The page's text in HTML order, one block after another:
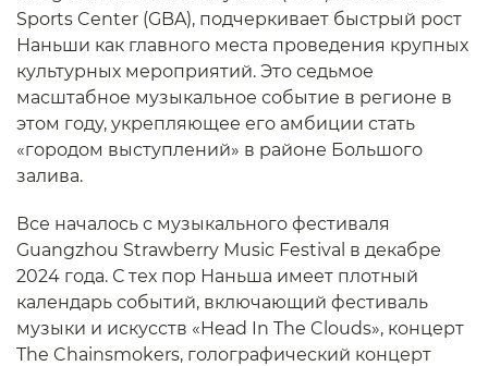
Sports Center (GBA), подчеркивает быстрый рост
Наньши как главного места проведения крупных
культурных мероприятий. Это седьмое
масштабное музыкальное событие в регионе в
этом году, укрепляющее его амбиции стать
«городом выступлений» в районе Большого
залива.
Все началось с музыкального фестиваля
Guangzhou Strawberry Music Festival в декабре
2024 года. С тех пор Наньша имеет плотный
календарь событий, включающий фестиваль
музыки и искусств «Head In The Clouds», концерт
The Chainsmokers, голографический концерт